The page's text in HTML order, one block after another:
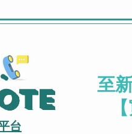
台
至